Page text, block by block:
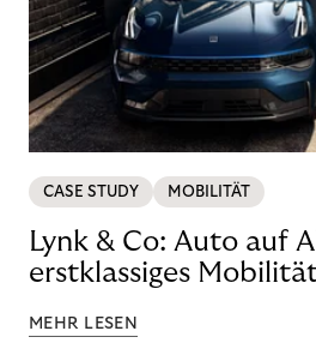
CASE STUDY MOBILITÄT
Lynk & Co: Auto auf
erstklassiges
MEHR LESEN